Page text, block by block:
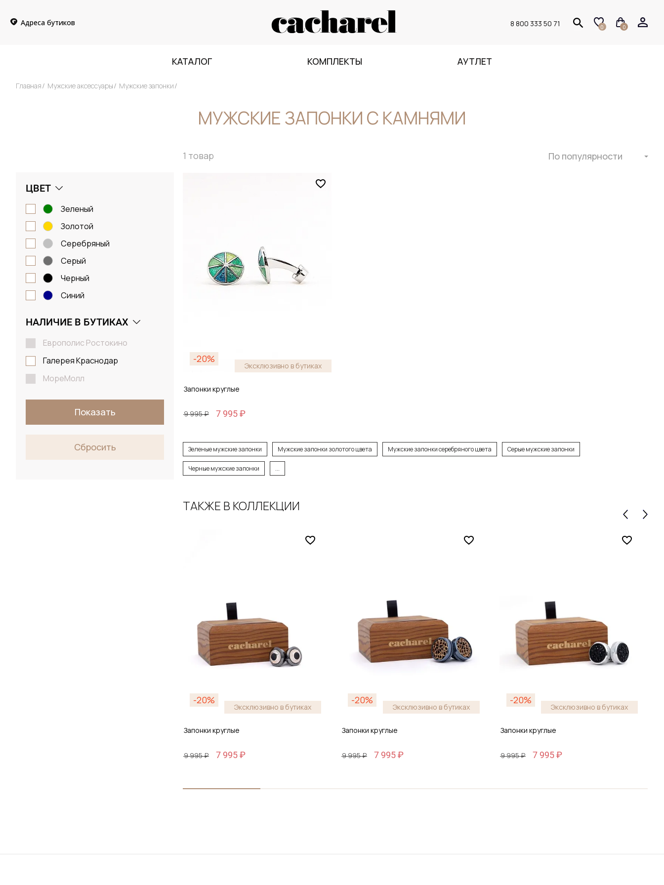
Адреса бутиков 8 800 333 50 71 0 0
КАТАЛОГ КОМПЛЕКТЫ АУТЛЕТ
Главная Мужские аксессуары Мужские запонки
МУЖСКИЕ ЗАПОНКИ С КАМНЯМИ
ЦВЕТ
зеленый
золотой
серебряный
серый
черный
синий
НАЛИЧИЕ В БУТИКАХ
Европолис Ростокино
Галерея Краснодар
МореМолл
Показать
Сбросить
1 товар По популярности
-20%
Эксклюзивно в бутиках
Запонки круглые
9 995 ₽ 7 995 ₽
Добавить в корзину
Зеленые мужские запонки Мужские запонки золотого цвета Мужские запонки серебряного цвета Серые мужские запонки
Черные мужские запонки ...
ТАКЖЕ В КОЛЛЕКЦИИ
-20%
Эксклюзивно в бутиках
Запонки круглые
9 995 ₽ 7 995 ₽
-20%
Эксклюзивно в бутиках
Запонки круглые
9 995 ₽ 7 995 ₽
-20%
Эксклюзивно в бутиках
Запонки круглые
9 995 ₽ 7 995 ₽